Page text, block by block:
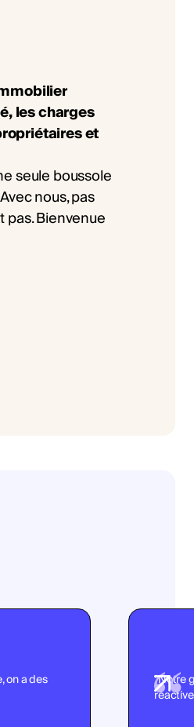
les charges
et
seule boussole
nous, pas
pas. Bienvenue
on a des
"Notre